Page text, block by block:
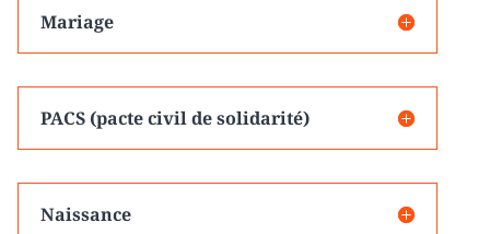
Mariage
PACS (pacte civil de solidarité)
Naissance